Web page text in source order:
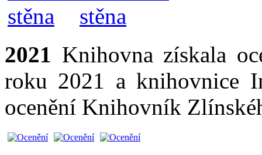
2021 Knihovna získala
roku 2021 a knihovnice
ocenění Knihovník